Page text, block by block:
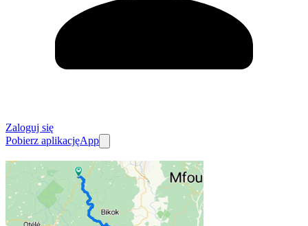
Zaloguj się
Pobierz aplikacjęApp